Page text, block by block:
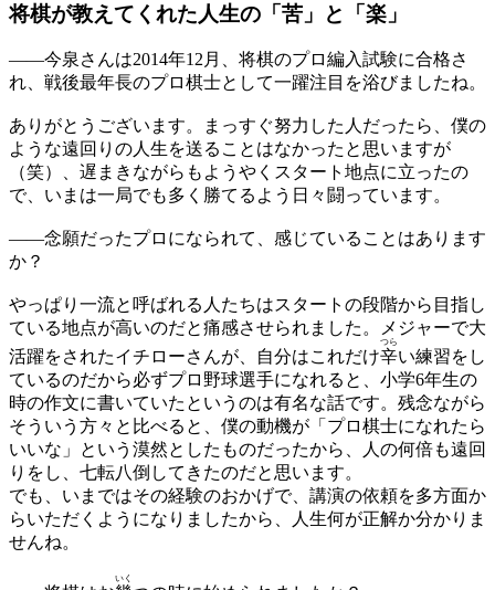
将棋が教えてくれた人生の「苦」と「楽」
——今泉さんは2014年12月、将棋のプロ編入試験に合格さ
れ、戦後最年長のプロ棋士として一躍注目を浴びましたね。
ありがとうございます。まっすぐ努力した人だったら、僕の
ような遠回りの人生を送ることはなかったと思いますが
（笑）、遅まきながらもようやくスタート地点に立ったの
で、いまは一局でも多く勝てるよう日々闘っています。
——念願だったプロになられて、感じていることはあります
か？
やっぱり一流と呼ばれる人たちはスタートの段階から目指し
ている地点が高いのだと痛感させられました。メジャーで大
活躍をされたイチローさんが、自分はこれだけ辛
つら
い練習をし
ているのだから必ずプロ野球選手になれると、小学6年生の
時の作文に書いていたというのは有名な話です。残念ながら
そういう方々と比べると、僕の動機が「プロ棋士になれたら
いいな」という漠然としたものだったから、人の何倍も遠回
りをし、七転八倒してきたのだと思います。
でも、いまではその経験のおかげで、講演の依頼を多方面か
らいただくようになりましたから、人生何が正解か分かりま
せんね。
いく